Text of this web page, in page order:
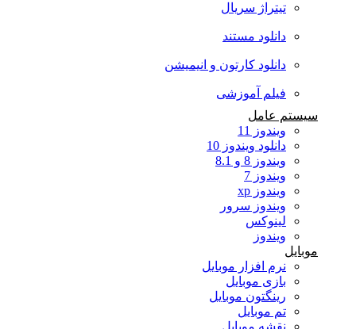
تیتراژ سریال
دانلود مستند
دانلود کارتون و انیمیشن
فیلم آموزشی
سیستم عامل
ویندوز 11
دانلود ویندوز 10
ویندوز 8 و 8.1
ویندوز 7
ویندوز xp
ویندوز سرور
لینوکس
ویندوز
موبایل
نرم افزار موبایل
بازی موبایل
رینگتون موبایل
تم موبایل
نقشه موبایل